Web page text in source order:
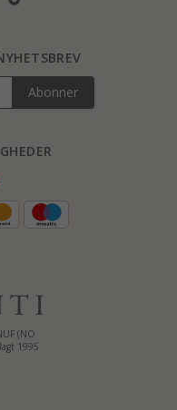
(NO
1995
Abonner